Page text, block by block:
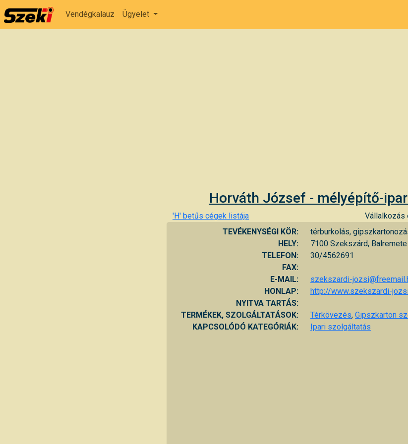
Vendégkalauz Ügyelet
Horváth József - mélyépítő-
'H' betűs cégek listája
Vállalkozás
TEVÉKENYSÉGI KÖR:
térburkolás,
HELY:
7100 Szekszárd, Balremete
TELEFON:
30/4562691
FAX:
E-MAIL:
szekszardi-
HONLAP:
http://www.szekszardi-
NYITVA TARTÁS:
TERMÉKEK, SZOLGÁLTATÁSOK:
Térkövezés, Gipszkarton
KAPCSOLÓDÓ KATEGÓRIÁK:
Ipari szolgáltatás